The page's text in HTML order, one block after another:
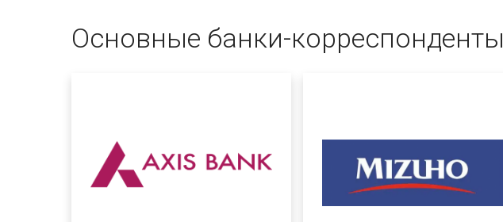
Основные банки-корреспонденты